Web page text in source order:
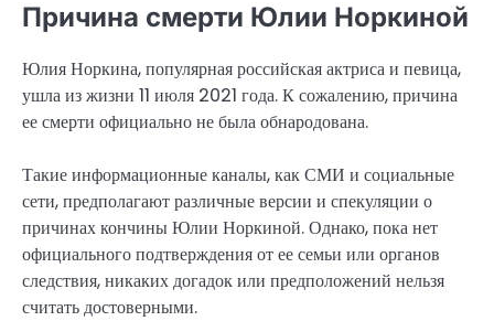
Причина смерти Юлии Норкиной
Юлия Норкина, популярная российская актриса и певица,
ушла из жизни 11 июля 2021 года. К сожалению, причина
ее смерти официально не была обнародована.
Такие информационные каналы, как СМИ и социальные
сети, предполагают различные версии и спекуляции о
причинах кончины Юлии Норкиной. Однако, пока нет
официального подтверждения от ее семьи или органов
следствия, никаких догадок или предположений нельзя
считать достоверными.